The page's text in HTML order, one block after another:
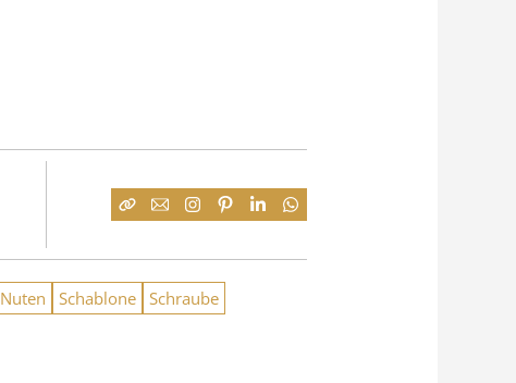
Nuten Schablone Schraube